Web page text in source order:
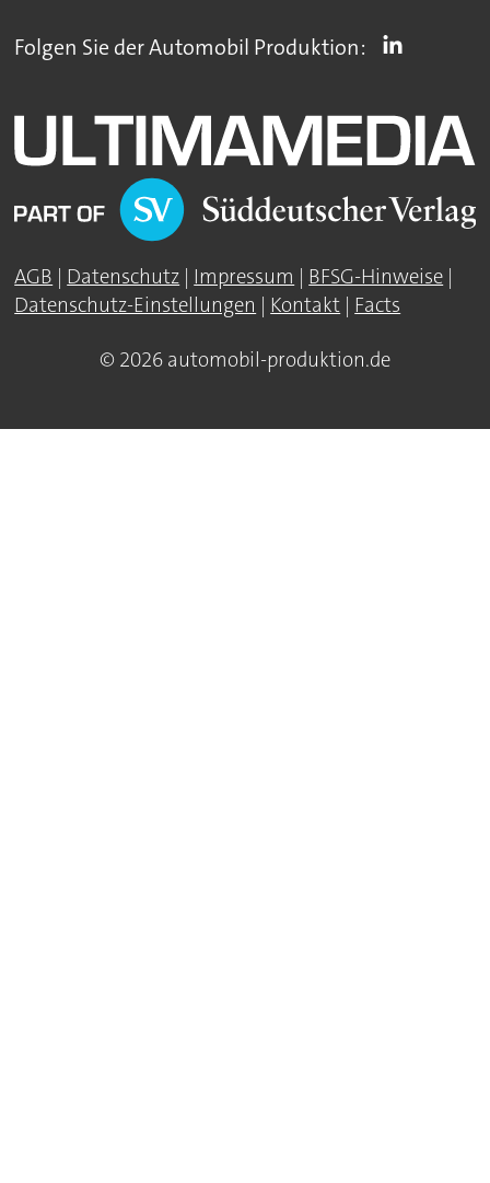
Folgen Sie der Automobil Produktion:
AGB | Datenschutz | Impressum | BFSG-Hinweise |
Datenschutz-Einstellungen | Kontakt | Facts
© 2026 automobil-produktion.de